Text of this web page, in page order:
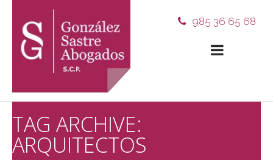
985 36 65 68
TAG ARCHIVE:
ARQUITECTOS